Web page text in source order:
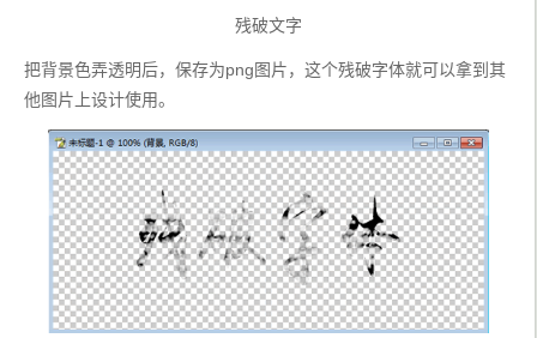
残破文字
把背景色弄透明后，保存为png图片，这个残破字体就可以拿到其
他图片上设计使用。